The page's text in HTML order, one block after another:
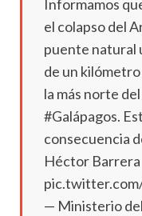
Informamos
el colapso del
puente natural
de un
la más norte
#Galápagos.
consecuencia
Héctor Barrera
— Ministerio